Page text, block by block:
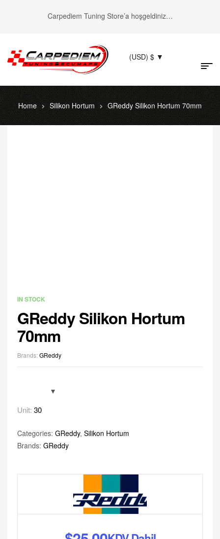
Carpediem Tuning Store’a hoşgeldiniz…
(USD) $
Home Silikon Hortum GReddy Silikon Hortum 70mm
IN STOCK
GReddy Silikon Hortum
70mm
Brands:GReddy
Unit: 30
Categories: GReddy, Silikon Hortum
Brands: GReddy